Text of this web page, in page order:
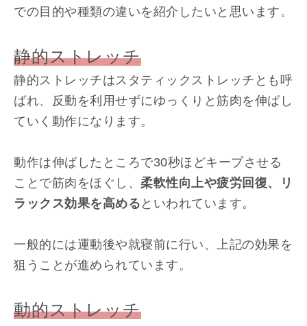
での目的や種類の違いを紹介したいと思います。
静的ストレッチ
静的ストレッチはスタティックストレッチとも呼
ばれ、反動を利用せずにゆっくりと筋肉を伸ばし
ていく動作になります。
動作は伸ばしたところで30秒ほどキープさせる
ことで筋肉をほぐし、 柔軟性向上や疲労回復、リ
ラックス効果を高める といわれています。
一般的には運動後や就寝前に行い、上記の効果を
狙うことが進められています。
動的ストレッチ